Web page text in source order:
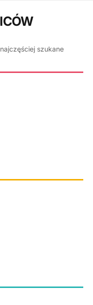
szukane